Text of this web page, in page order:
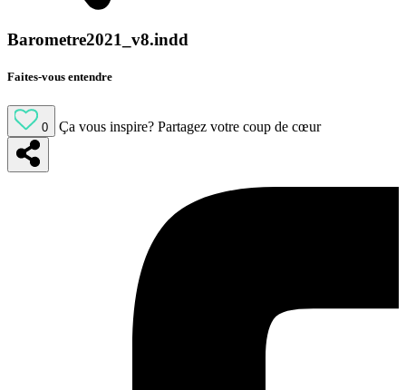
Barometre2021_v8.indd
Faites-vous entendre
0 Ça vous inspire? Partagez votre coup de cœur